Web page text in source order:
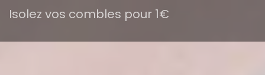
Isolez vos combles pour 1€